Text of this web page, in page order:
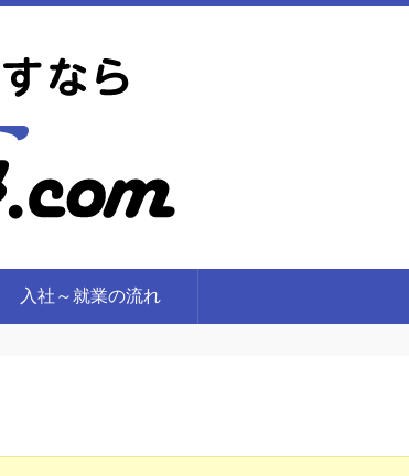
入社～就業の流れ